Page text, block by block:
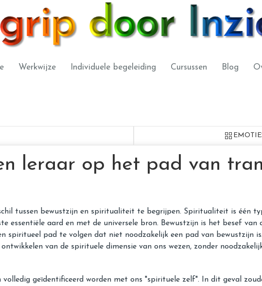
Werkwijze Individuele begeleiding Cursussen Blog
leraar op het pad van
tussen bewustzijn en spiritualiteit te begrijpen. Spiritualiteit is één
essentiële aard en met de universele bron. Bewustzijn is het besef van
​​spiritueel pad te volgen dat niet noodzakelijk een pad van bewustzijn
van de spirituele dimensie van ons wezen, zonder
geïdentificeerd worden met ons "spirituele zelf". In dit geval